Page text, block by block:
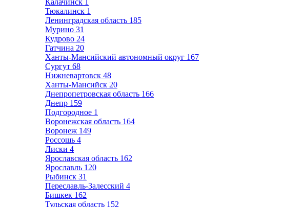
Калачинск 1
Тюкалинск 1
Ленинградская область 185
Мурино 31
Кудрово 24
Гатчина 20
Ханты-Мансийский автономный округ 167
Сургут 68
Нижневартовск 48
Ханты-Мансийск 20
Днепропетровская область 166
Днепр 159
Подгородное 1
Воронежская область 164
Воронеж 149
Россошь 4
Лиски 4
Ярославская область 162
Ярославль 120
Рыбинск 31
Переславль-Залесский 4
Бишкек 162
Тульская область 152